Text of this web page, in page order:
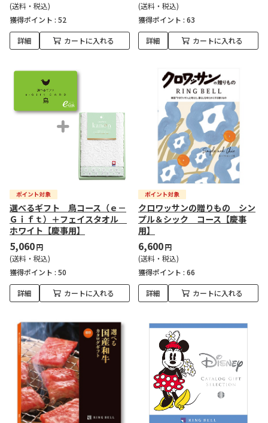
(送料・税込)
獲得ポイント : 52
詳細 カートに入れる
(送料・税込)
獲得ポイント : 63
詳細 カートに入れる
選べるギフト 鳥コース（ｅ－
Ｇｉｆｔ）＋フェイスタオル
ホワイト【慶事用】
5,060円
(送料・税込)
獲得ポイント : 50
詳細 カートに入れる
クロワッサンの贈りもの シン
プル＆シック コース【慶事
用】
6,600円
(送料・税込)
獲得ポイント : 66
詳細 カートに入れる